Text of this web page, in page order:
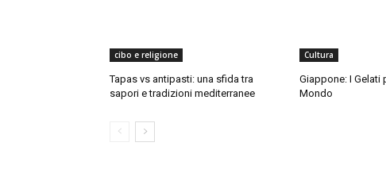
cibo e religione
Tapas vs antipasti: una sfida tra
sapori e tradizioni mediterranee
Cultura
Giappone: I Gelati
Mondo